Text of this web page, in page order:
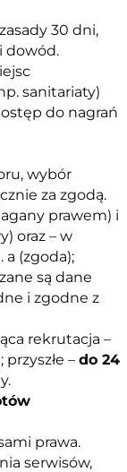
30 dni,
dowód.
sanitariaty)
do nagrań
wybór
za zgodą.
prawem) i
oraz – w
a (zgoda);
są dane
i zgodne z
rekrutacja –
– do 24
prawa.
serwisów,